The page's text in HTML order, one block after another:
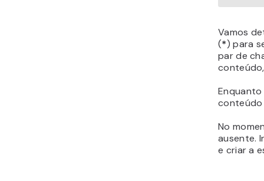
Vamos
(*) para
par de
No
ausente.
e criar a